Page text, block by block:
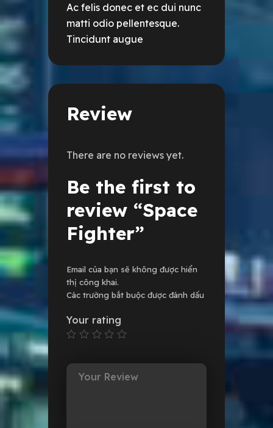
Ac felis donec et ec dui nunc
matti odio pellentesque.
Tincidunt augue
Review
There are no reviews yet.
Be the first to
review “Space
Fighter”
Email của bạn sẽ không được hiển
thị công khai.
Các trường bắt buộc được đánh dấu
Your rating
Your Review